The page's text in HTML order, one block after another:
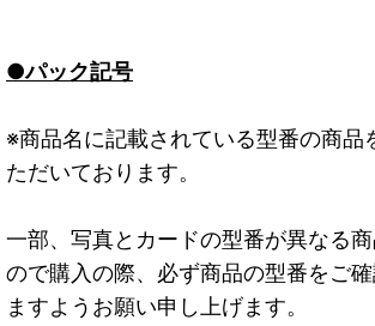
●パック記号
※商品名に記載されている型番の商品
ただいております。
一部、写真とカードの型番が異なる
ので購入の際、必ず商品の型番をご
ますようお願い申し上げます。